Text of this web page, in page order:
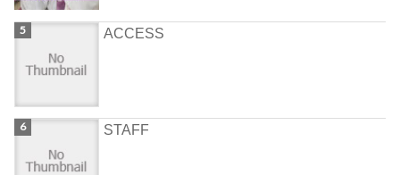
ACCESS
STAFF